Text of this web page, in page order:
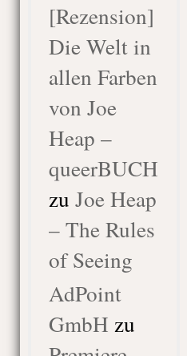
[Rezension]
Die Welt in
allen Farben
von Joe
Heap –
queerBUCH
zu Joe Heap
– The Rules
of Seeing
AdPoint
GmbH zu